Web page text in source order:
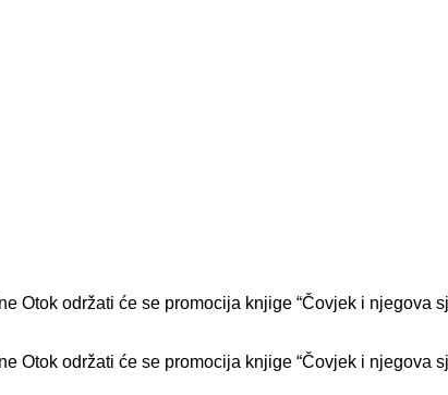
Otok održati će se promocija knjige “Čovjek i njegova
Otok održati će se promocija knjige “Čovjek i njegova